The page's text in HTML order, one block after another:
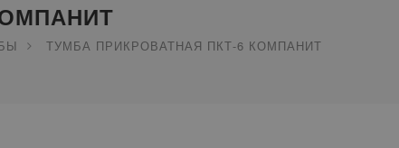
ТУМБА ПРИКРОВАТНАЯ ПКТ-6 КОМПАНИТ